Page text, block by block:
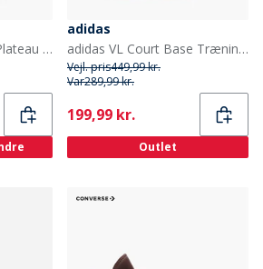
Woden Dame Ronja Plateau Sneakers 154 Navy Multi
adidas
adidas VL Court Base Træningssko Cloud White/Aurora Ruby/Royal Blue
Vejl. pris449,99 kr.
Var289,99 kr.
Current
199,99 kr.
Outlet